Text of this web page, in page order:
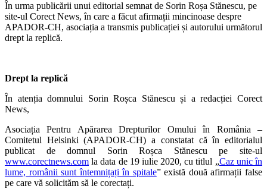
În urma publicării unui editorial semnat de Sorin Roșa Stănescu, pe
site-ul Corect News, în care a făcut afirmații mincinoase despre
APADOR-CH, asociația a transmis publicației și autorului următorul
drept la replică.
Drept la replică
În atenția domnului Sorin Roșca Stănescu și a redacției Corect
News,
Asociația Pentru Apărarea Drepturilor Omului în România –
Comitetul Helsinki (APADOR-CH) a constatat că în editorialul
publicat de domnul Sorin Roșca Stănescu pe site-ul
www.corectnews.com la data de 19 iulie 2020, cu titlul „Caz unic în
lume, românii sunt întemnițați în spitale” există două afirmații false
pe care vă solicităm să le corectați.